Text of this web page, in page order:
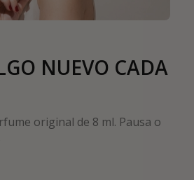
NUEVO CADA
original de 8 ml. Pausa o